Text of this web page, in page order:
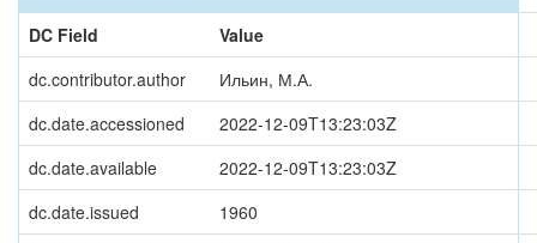
DC Field
Value
dc.contributor.author
Ильин, М.А.
dc.date.accessioned
2022-12-09T13:23:03Z
dc.date.available
2022-12-09T13:23:03Z
dc.date.issued
1960